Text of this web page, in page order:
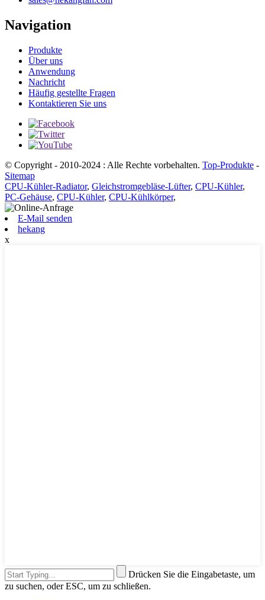
Navigation
Produkte
Über uns
Anwendung
Nachricht
Häufig gestellte Fragen
Kontaktieren Sie uns
© Copyright - 2010-2024 : Alle Rechte vorbehalten. Top-Produkte -
Sitemap
CPU-Kühler-Radiator, Gleichstromgebläse-Lüfter, CPU-Kühler,
PC-Gehäuse, CPU-Kühler, CPU-Kühlkörper,
E-Mail senden
hekang
x
Drücken Sie die Eingabetaste, um
zu suchen, oder ESC, um zu schließen.